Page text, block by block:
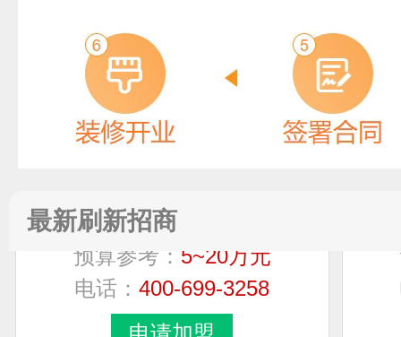
最新刷新招商
Newhb新恒邦
预算参考：
电话：
400-699-3258
申请加盟